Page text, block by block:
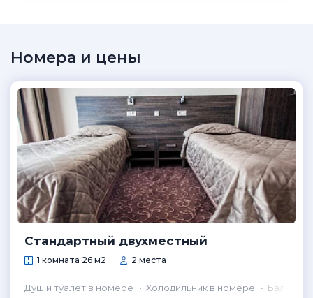
Номера и цены
Стандартный двухместный
1 комната 26 м2 2 места
Душ и туалет в номере Холодильник в номере
Балкон